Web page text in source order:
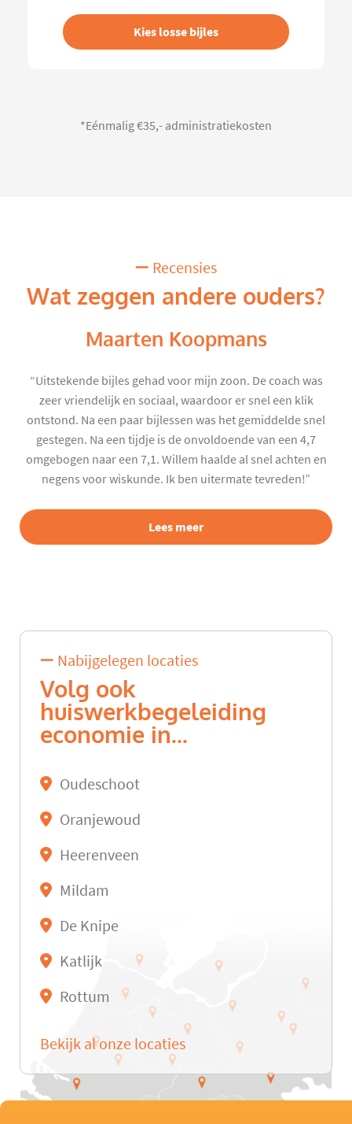
Kies losse bijles
*Eénmalig €35,- administratiekosten
Recensies
Wat zeggen andere ouders?
Maarten Koopmans
“Uitstekende bijles gehad voor mijn zoon. De coach was
zeer vriendelijk en sociaal, waardoor er snel een klik
ontstond. Na een paar bijlessen was het gemiddelde snel
gestegen. Na een tijdje is de onvoldoende van een 4,7
omgebogen naar een 7,1. Willem haalde al snel achten en
negens voor wiskunde. Ik ben uitermate tevreden!”
Lees meer
Nabijgelegen locaties
Volg ook
huiswerkbegeleiding
economie in...
Oudeschoot
Oranjewoud
Heerenveen
Mildam
De Knipe
Katlijk
Rottum
Bekijk al onze locaties